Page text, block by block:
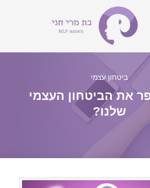
ביטחון עצמי
את הביטחון העצמי
שלנו?